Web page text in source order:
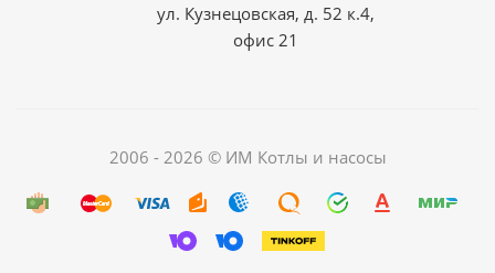
ул. Кузнецовская, д. 52 к.4,
офис 21
2006 - 2026 © ИМ Котлы и насосы